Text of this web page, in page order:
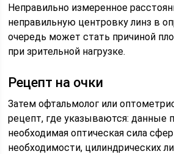
Неправильно измеренное
неправильную центровку линз в
очередь может стать причиной
при зрительной нагрузке.
Рецепт на очки
Затем офтальмолог или
рецепт, где указываются: данные
необходимая оптическая сила
необходимости, цилиндрических